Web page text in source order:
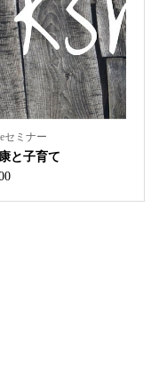
セミナー
と子育て